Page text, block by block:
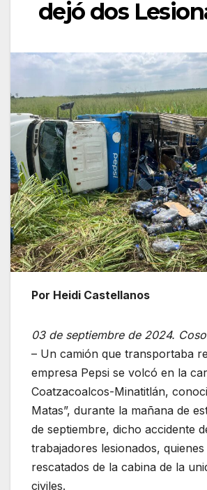
dejó dos
Por Heidi Castellanos
03 de septiembre de 2024.
– Un camión que transportaba
empresa Pepsi se volcó en la
Coatzacoalcos-Minatitlán,
Matas”, durante la mañana de
de septiembre, dicho accidente
trabajadores lesionados,
rescatados de la cabina de la
civiles.